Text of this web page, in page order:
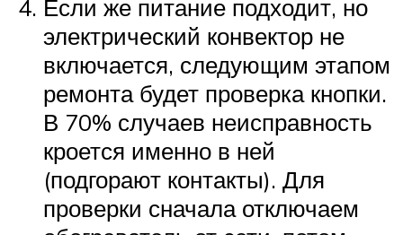
Если же питание подходит, но
электрический конвектор не
включается, следующим этапом
ремонта будет проверка кнопки.
В 70% случаев неисправность
кроется именно в ней
(подгорают контакты). Для
проверки сначала отключаем